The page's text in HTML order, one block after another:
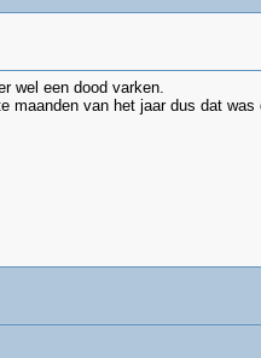
wel een dood varken.
maanden van het jaar dus dat was